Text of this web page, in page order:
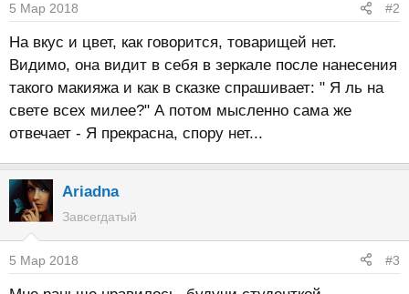
5 Мар 2018 #2
На вкус и цвет, как говорится, товарищей нет.
Видимо, она видит в себя в зеркале после нанесения
такого макияжа и как в сказке спрашивает: " Я ль на
свете всех милее?" А потом мысленно сама же
отвечает - Я прекрасна, спору нет...
Ariadna
Завсегдатый
5 Мар 2018 #3